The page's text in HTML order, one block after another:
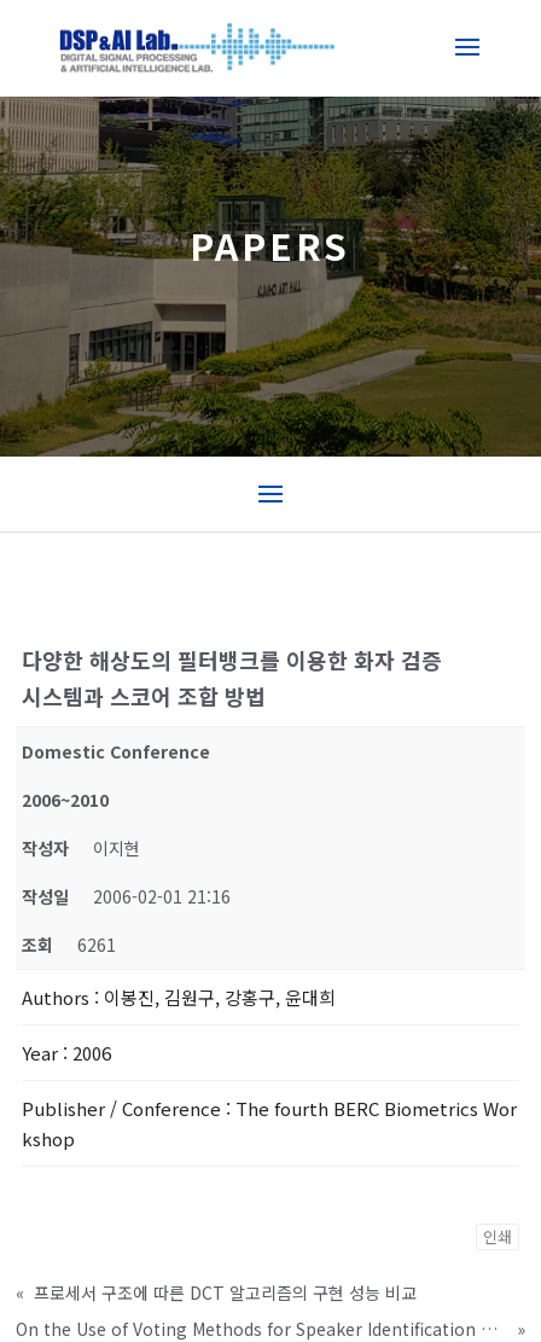
PAPERS
다양한 해상도의 필터뱅크를 이용한 화자 검증
시스템과 스코어 조합 방법
Domestic Conference
2006~2010
작성자
이지현
작성일
2006-02-01 21:16
조회
6261
Authors : 이봉진, 김원구, 강홍구, 윤대희
Year : 2006
Publisher / Conference : The fourth BERC Biometrics Wor
kshop
인쇄
« 프로세서 구조에 따른 DCT 알고리즘의 구현 성능 비교
On the Use of Voting Methods for Speaker Identification Based on Various Resolution Filterbanks
»